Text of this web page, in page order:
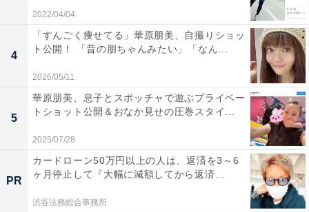
2022/04/04
4
「すんごく痩せてる」華原朋美、自撮りショッ
ト公開！ 「昔の朋ちゃんみたい」「なん...
2026/05/11
5
華原朋美、息子とスポッチャで遊ぶプライベー
トショット公開＆おなか見せの圧巻スタイ...
2025/07/28
PR
カードローン50万円以上の人は、返済を3～6
ヶ月停止して『大幅に減額してから返済...
渋谷法務総合事務所